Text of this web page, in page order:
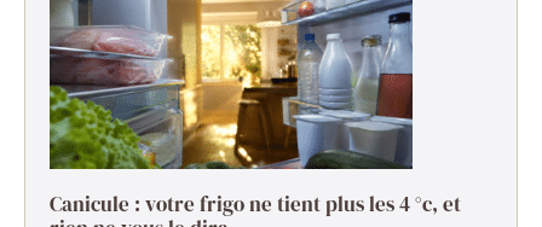
Canicule : votre frigo ne tient plus les 4 °c, et